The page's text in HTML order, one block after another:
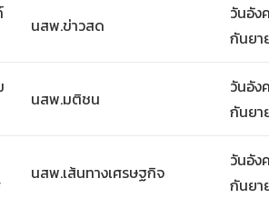
นสพ.ข่าวสด
วันอัง
กันยา
นสพ.มติชน
วันอัง
กันยา
นสพ.เส้นทางเศรษฐกิจ
วันอัง
กันยา